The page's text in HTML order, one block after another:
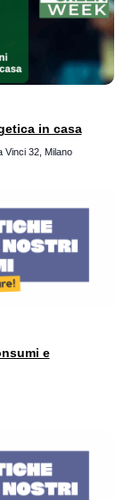
in casa
Vinci 32, Milano
e